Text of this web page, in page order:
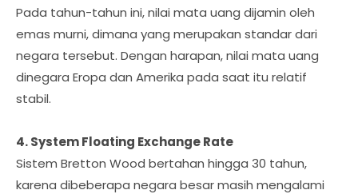
Pada tahun-tahun ini, nilai mata uang dijamin oleh
emas murni, dimana yang merupakan standar dari
negara tersebut. Dengan harapan, nilai mata uang
dinegara Eropa dan Amerika pada saat itu relatif
stabil.
4. System Floating Exchange Rate
Sistem Bretton Wood bertahan hingga 30 tahun,
karena dibeberapa negara besar masih mengalami